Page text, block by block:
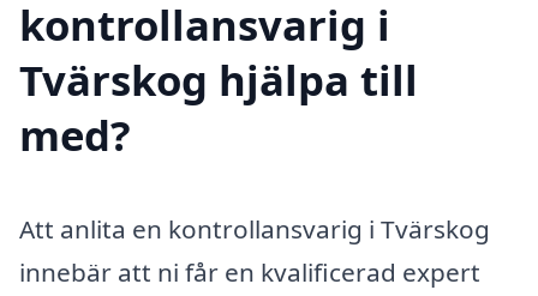
kontrollansvarig i
Tvärskog hjälpa till
med?
Att anlita en kontrollansvarig i Tvärskog
innebär att ni får en kvalificerad expert